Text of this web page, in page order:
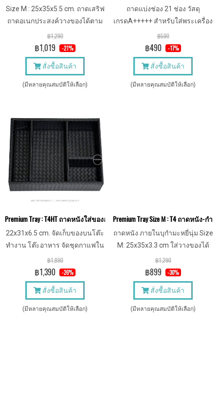
Size M : 25x35x5.5 cm. ถาดเสริฟ
ถาดอเนกประสงค์วางของได้ตาม
ต้องการ ทั้งเครื่องสำอาง เครื่อง
ประดับ ขนม หรืออื่น ๆ
฿1,290
฿1,019 -21%
สั่งซื้อสินค้า
(มีหลายคุณสมบัติให้เลือก)
ถาดแบ่งช่อง 21 ช่อง วัสดุ
เกรดA+++++ สำหรับใส่พระเครื่อง
เครื่องประดับชิ้นเล็ก
฿590
฿490 -17%
สั่งซื้อสินค้า
(มีหลายคุณสมบัติให้เลือก)
Premium Tray : T4HT ถาดหนังใส่ของอเนกประสงค์ ถาดใส่ชุดกาแฟ ถาดโ
22x31x6.5 cm. จัดเก็บของบนโต๊ะ
ทำงาน โต๊ะอาหาร จัดชุดกาแฟใน
โรงแรมห้องพัก จัดเก็บของในบ้าน
จัดเก็บเครื่องแต่งกาย
฿1,890
฿1,390 -26%
สั่งซื้อสินค้า
(มีหลายคุณสมบัติให้เลือก)
Premium Tray Size M : T4 ถาดหนั
ถาดหนัง ภายในบุกำมะหยี่นุ่ม Size
M: 25x35x3.3 cm ใส่วางของได้
ตามต้องการ
฿1,290
฿899 -30%
สั่งซื้อสินค้า
(มีหลายคุณสมบัติให้เลือก)